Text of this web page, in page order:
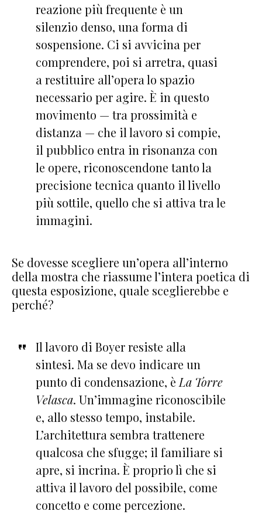
reazione più frequente è un
silenzio denso, una forma di
sospensione. Ci si avvicina per
comprendere, poi si arretra, quasi
a restituire all’opera lo spazio
necessario per agire. È in questo
movimento — tra prossimità e
distanza — che il lavoro si compie,
il pubblico entra in risonanza con
le opere, riconoscendone tanto la
precisione tecnica quanto il livello
più sottile, quello che si attiva tra le
immagini.
Se dovesse scegliere un’opera all’interno
della mostra che riassume l’intera poetica di
questa esposizione, quale sceglierebbe e
perché?
Il lavoro di Boyer resiste alla
sintesi. Ma se devo indicare un
punto di condensazione, è La Torre
Velasca. Un’immagine riconoscibile
e, allo stesso tempo, instabile.
L’architettura sembra trattenere
qualcosa che sfugge; il familiare si
apre, si incrina. È proprio lì che si
attiva il lavoro del possibile, come
concetto e come percezione.